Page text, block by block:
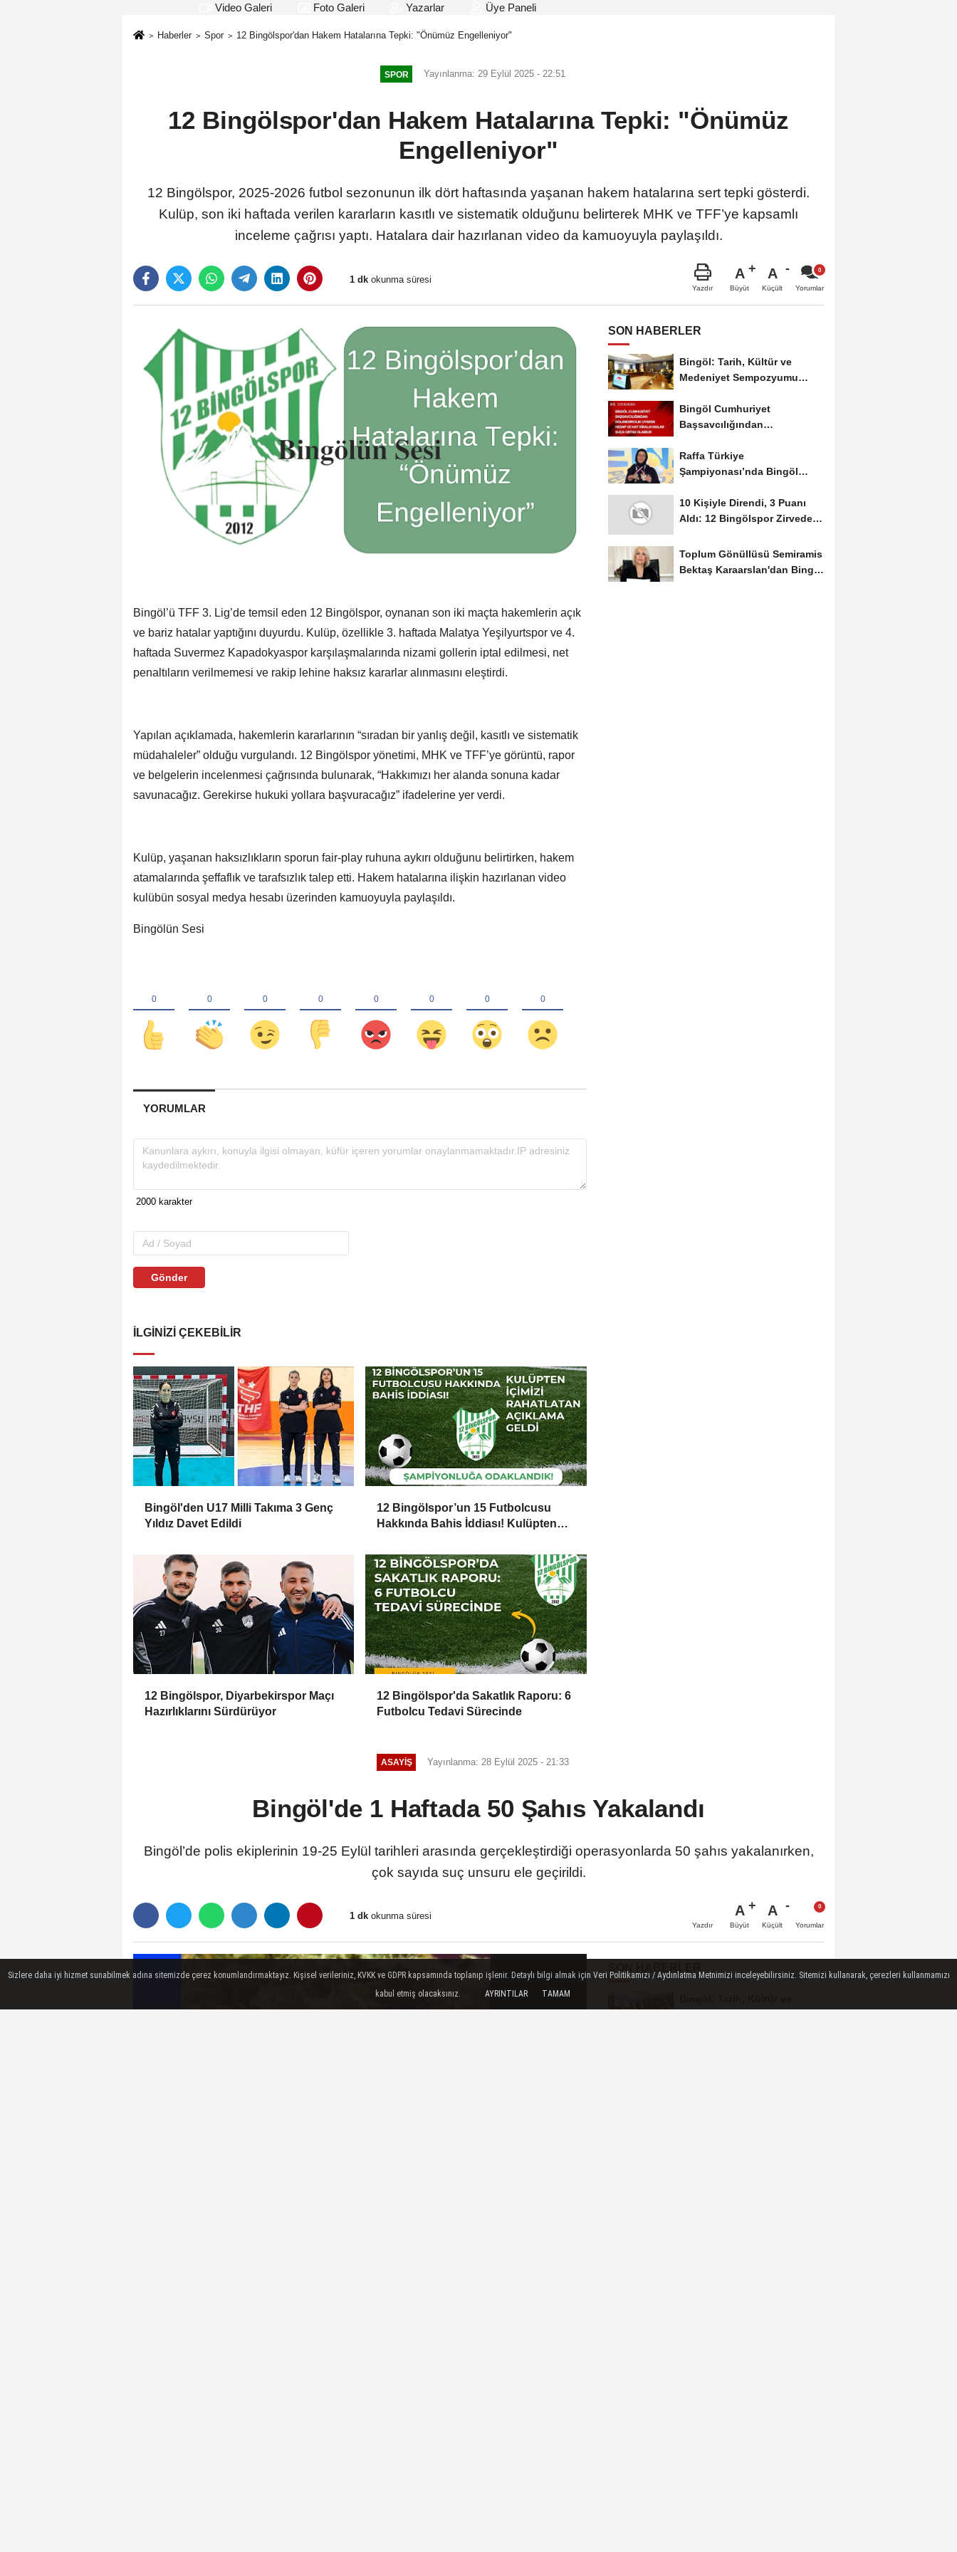
Video Galeri Foto Galeri Yazarlar Üye Paneli
Haberler Spor 12 Bingölspor'dan Hakem Hatalarına Tepki: "Önümüz Engelleniyor"
SPOR Yayınlanma: 29 Eylül 2025 - 22:51
12 Bingölspor'dan Hakem Hatalarına Tepki: "Önümüz
Engelleniyor"
12 Bingölspor, 2025-2026 futbol sezonunun ilk dört haftasında yaşanan hakem hatalarına sert tepki gösterdi.
Kulüp, son iki haftada verilen kararların kasıtlı ve sistematik olduğunu belirterek MHK ve TFF’ye kapsamlı
inceleme çağrısı yaptı. Hatalara dair hazırlanan video da kamuoyuyla paylaşıldı.
1 dk okunma süresi
Yazdır
A
Büyüt
A
Küçült Yorumlar
Bingöl’ü TFF 3. Lig’de temsil eden 12 Bingölspor, oynanan son iki maçta hakemlerin açık
ve bariz hatalar yaptığını duyurdu. Kulüp, özellikle 3. haftada Malatya Yeşilyurtspor ve 4.
haftada Suvermez Kapadokyaspor karşılaşmalarında nizami gollerin iptal edilmesi, net
penaltıların verilmemesi ve rakip lehine haksız kararlar alınmasını eleştirdi.
Yapılan açıklamada, hakemlerin kararlarının “sıradan bir yanlış değil, kasıtlı ve sistematik
müdahaleler” olduğu vurgulandı. 12 Bingölspor yönetimi, MHK ve TFF’ye görüntü, rapor
ve belgelerin incelenmesi çağrısında bulunarak, “Hakkımızı her alanda sonuna kadar
savunacağız. Gerekirse hukuki yollara başvuracağız” ifadelerine yer verdi.
Kulüp, yaşanan haksızlıkların sporun fair-play ruhuna aykırı olduğunu belirtirken, hakem
atamalarında şeffaflık ve tarafsızlık talep etti. Hakem hatalarına ilişkin hazırlanan video
kulübün sosyal medya hesabı üzerinden kamuoyuyla paylaşıldı.
Bingölün Sesi
YORUMLAR
Gönder
İLGINIZI ÇEKEBILIR
Bingöl'den U17 Milli Takıma 3 Genç
Yıldız Davet Edildi
12 Bingölspor’un 15 Futbolcusu
Hakkında Bahis İddiası! Kulüpten
12 Bingölspor, Diyarbekirspor Maçı
Hazırlıklarını Sürdürüyor
12 Bingölspor'da Sakatlık Raporu: 6
Futbolcu Tedavi Sürecinde
SON HABERLER
Bingöl: Tarih, Kültür ve
Medeniyet Sempozyumu
Bingöl Cumhuriyet
Başsavcılığından
Raffa Türkiye
Şampiyonası’nda Bingöl
10 Kişiyle Direndi, 3 Puanı
Aldı: 12 Bingölspor Zirvedeki
Toplum Gönüllüsü Semiramis
Bektaş Karaarslan'dan Bingöl
ASAYIŞ Yayınlanma: 28 Eylül 2025 - 21:33
Bingöl'de 1 Haftada 50 Şahıs Yakalandı
Bingöl’de polis ekiplerinin 19-25 Eylül tarihleri arasında gerçekleştirdiği operasyonlarda 50 şahıs yakalanırken,
çok sayıda suç unsuru ele geçirildi.
1 dk okunma süresi
Yazdır
A
Büyüt
A
Küçült Yorumlar
Sizlere daha iyi hizmet sunabilmek adına sitemizde çerez konumlandırmaktayız. Kişisel verileriniz, KVKK ve GDPR kapsamında toplanıp işlenir. Detaylı bilgi almak için Veri Politikamızı / Aydınlatma Metnimizi inceleyebilirsiniz. Sitemizi kullanarak, çerezleri kullanmamızı
kabul etmiş olacaksınız.
AYRINTILAR TAMAM